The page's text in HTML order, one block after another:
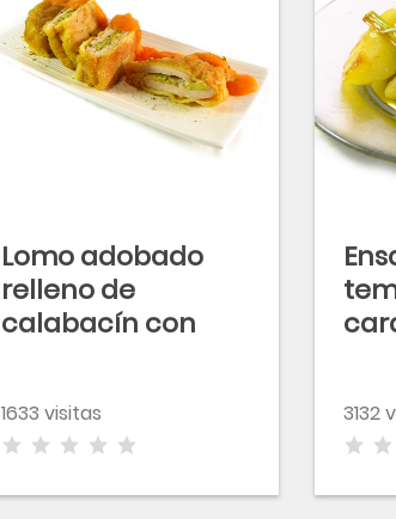
Lomo adobado
relleno de
calabacín con
1633 visitas 3132